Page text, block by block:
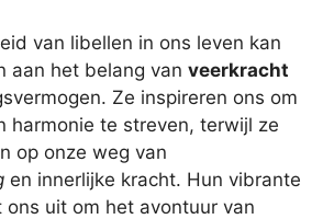
van libellen in ons leven kan
aan het belang van veerkracht
Ze inspireren ons om
harmonie te streven, terwijl ze
op onze weg van
en innerlijke kracht. Hun vibrante
ons uit om het avontuur van